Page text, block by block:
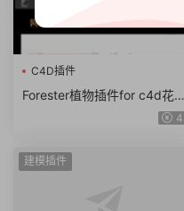
C4D插件
Forester植物插件for c4d花
草地生成附教程R25/24/23/2
4
建模插件